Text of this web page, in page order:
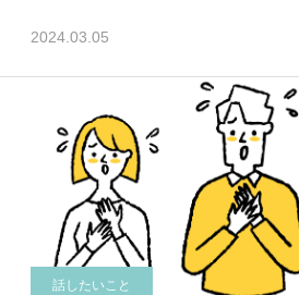
2024.03.05
話したいこと